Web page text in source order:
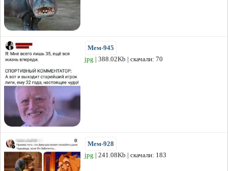
Мем-945
jpg | 388.02Kb | скачали: 70
Мем-928
jpg | 241.08Kb | скачали: 183